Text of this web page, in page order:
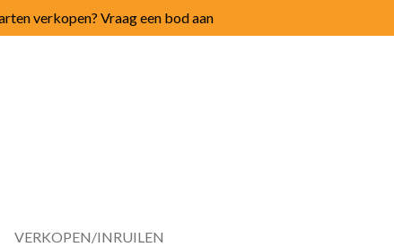
verkopen? Vraag een bod aan
VERKOPEN/INRUILEN